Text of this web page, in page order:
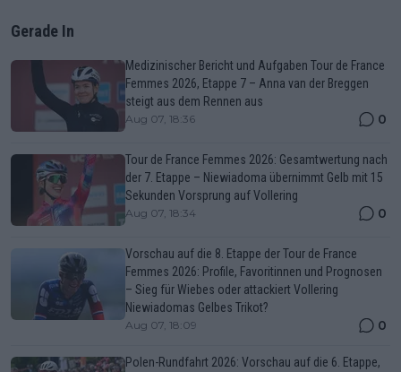
Gerade In
Medizinischer Bericht und Aufgaben Tour de France
Femmes 2026, Etappe 7 – Anna van der Breggen
steigt aus dem Rennen aus
Aug 07, 18:36 0
Tour de France Femmes 2026: Gesamtwertung nach
der 7. Etappe – Niewiadoma übernimmt Gelb mit 15
Sekunden Vorsprung auf Vollering
Aug 07, 18:34 0
Vorschau auf die 8. Etappe der Tour de France
Femmes 2026: Profile, Favoritinnen und Prognosen
– Sieg für Wiebes oder attackiert Vollering
Niewiadomas Gelbes Trikot?
Aug 07, 18:09 0
Polen-Rundfahrt 2026: Vorschau auf die 6. Etappe,